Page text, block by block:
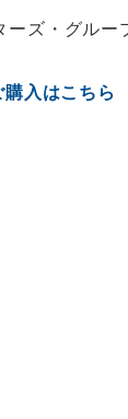
ーズ・グルー
購入はこちら